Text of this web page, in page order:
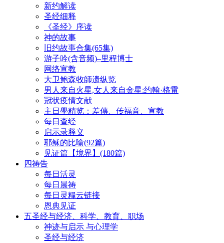
新约解读
圣经细释
《圣经》序读
神的故事
旧约故事合集(65集)
游子吟(含音频)–里程博士
网络宣教
大卫鲍森牧師遗纵览
男人来自火星,女人来自金星:约翰·格雷
冠状疫情文献
主日學精览：差傳、传福音、宣教
每日查经
启示录释义
耶稣的比喻(92篇)
见证篇【境界】(180篇)
四祷告
每日活灵
每日晨祷
每日灵糧云链接
恩典见证
五圣经与经济、科学、教育、职场
神迹与启示 与心理学
圣经与经济